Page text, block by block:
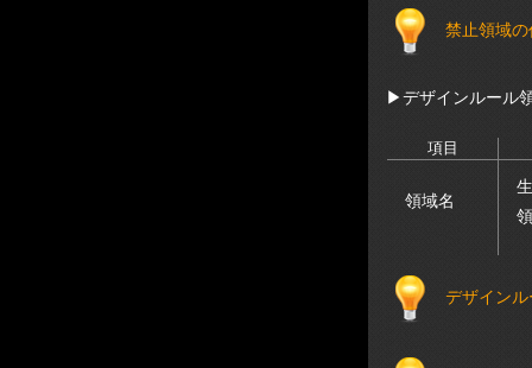
禁止領域
▶デザインルール
項目
領域名
デザイン